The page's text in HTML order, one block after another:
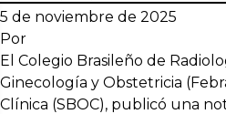
5 de noviembre de 2025
Por
El Colegio Brasileño de
Ginecología y Obstetricia
Clínica (SBOC), publicó una